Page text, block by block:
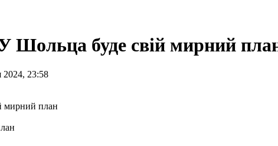
Шольца буде свій мирний
2024, 23:58